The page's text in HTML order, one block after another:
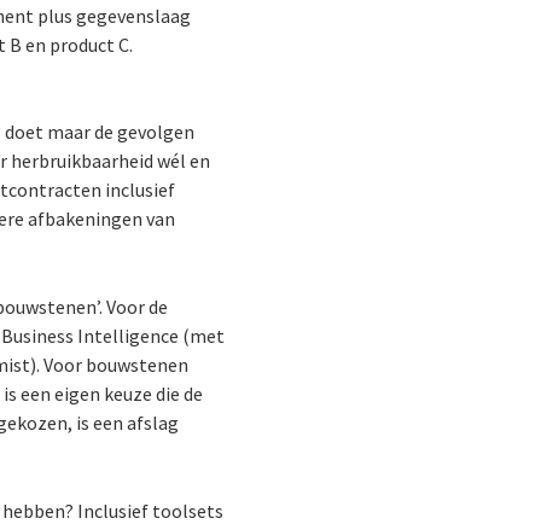
plus gegevenslaag
en product C.
maar de gevolgen
herbruikbaarheid wél en
inclusief
afbakeningen van
Voor de
Intelligence (met
Voor bouwstenen
een eigen keuze die de
is een afslag
Inclusief toolsets